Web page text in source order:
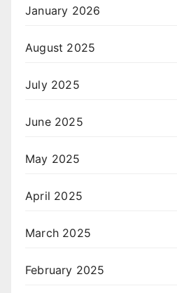
January 2026
August 2025
July 2025
June 2025
May 2025
April 2025
March 2025
February 2025